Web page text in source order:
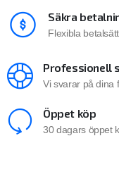
Säkra
Flexibla betalsätt
Professionell
Vi svarar på dina
Öppet köp
30 dagars öppet